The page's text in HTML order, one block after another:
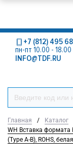
+7 (812) 495
пн-пт 10.00 - 18.00
INFO@TDF.RU
Главная / Каталог
WH Вставка формата
(Type A-B), ROHS, белая